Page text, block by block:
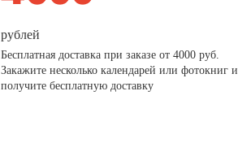
рублей
Бесплатная доставка при заказе от 4000 руб.
Закажите несколько календарей или фотокниг и
получите бесплатную доставку